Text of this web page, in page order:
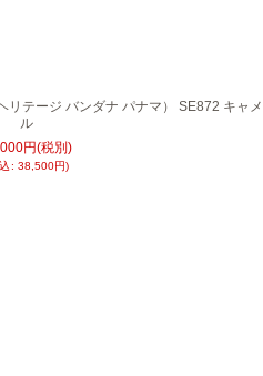
リテージ バンダナ パナマ） SE872 キャメ
ル
円(税別)
: 38,500円)